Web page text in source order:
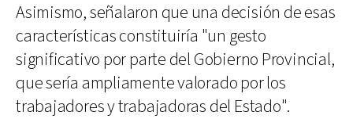
Asimismo, señalaron que una decisión de esas
características constituiría "un gesto
significativo por parte del Gobierno Provincial,
que sería ampliamente valorado por los
trabajadores y trabajadoras del Estado".